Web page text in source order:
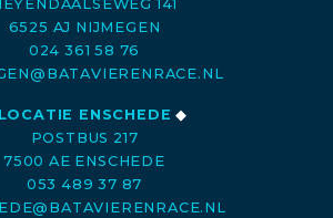
141
6525 AJ NIJMEGEN
024 361 58 76
LOCATIE ENSCHEDE ◆
POSTBUS 217
7500 AE ENSCHEDE
053 489 37 87